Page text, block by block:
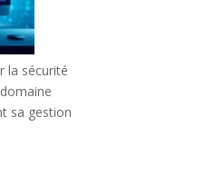
la sécurité
sa gestion